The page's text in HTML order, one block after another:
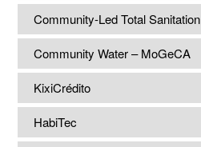
Community-Led Total Sanitation
Community Water – MoGeCA
KixiCrédito
HabiTec